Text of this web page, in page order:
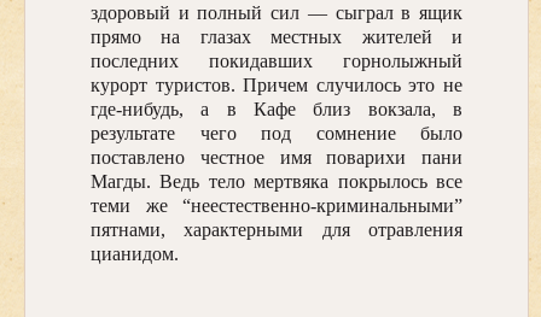
здоровый и полный сил — сыграл в ящик
прямо на глазах местных жителей и
последних покидавших горнолыжный
курорт туристов. Причем случилось это не
где-нибудь, а в Кафе близ вокзала, в
результате чего под сомнение было
поставлено честное имя поварихи пани
Магды. Ведь тело мертвяка покрылось все
теми же “неестественно-криминальными”
пятнами, характерными для отравления
цианидом.